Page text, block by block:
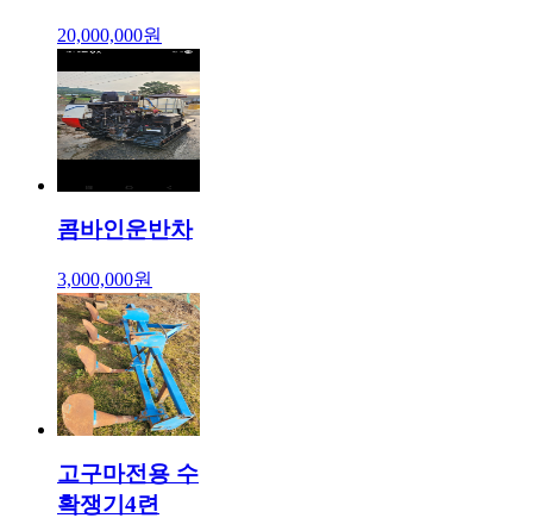
20,000,000원
콤바인운반차
3,000,000원
고구마전용 수
확쟁기4련